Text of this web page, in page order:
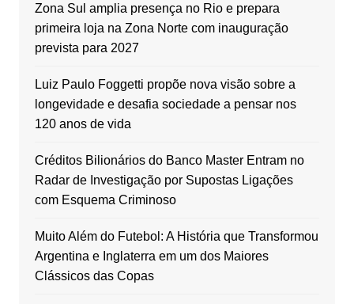
Zona Sul amplia presença no Rio e prepara
primeira loja na Zona Norte com inauguração
prevista para 2027
Luiz Paulo Foggetti propõe nova visão sobre a
longevidade e desafia sociedade a pensar nos
120 anos de vida
Créditos Bilionários do Banco Master Entram no
Radar de Investigação por Supostas Ligações
com Esquema Criminoso
Muito Além do Futebol: A História que Transformou
Argentina e Inglaterra em um dos Maiores
Clássicos das Copas